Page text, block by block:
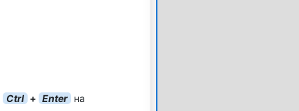
Ctrl + Enter на